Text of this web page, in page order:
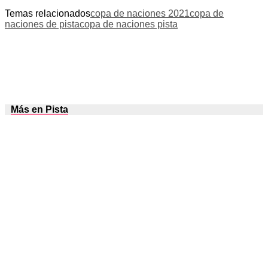
Temas relacionadoscopa de naciones 2021copa de
naciones de pistacopa de naciones pista
Más en Pista